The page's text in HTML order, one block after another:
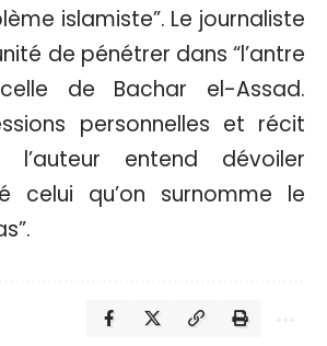
islamiste”. Le journaliste
de pénétrer dans “l’antre
de Bachar el-Assad.
personnelles et récit
l’auteur entend dévoiler
celui qu’on surnomme le